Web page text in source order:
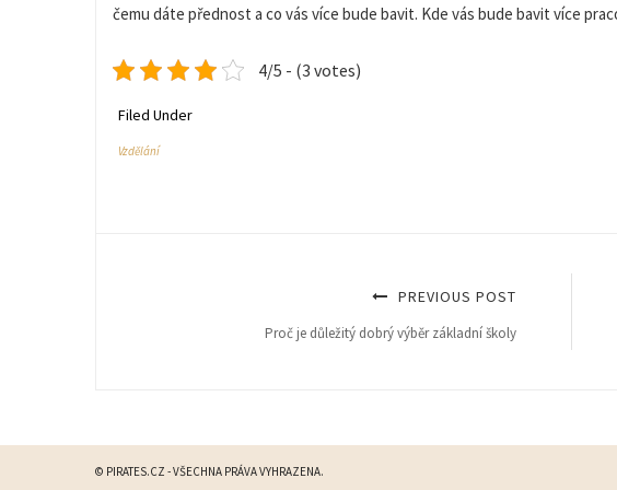
čemu dáte přednost a co vás více bude bavit. Kde vás bude bavit více
4/5 - (3 votes)
Filed Under
Vzdělání
PREVIOUS POST
Proč je důležitý dobrý výběr základní školy
© PIRATES.CZ - VŠECHNA PRÁVA VYHRAZENA.